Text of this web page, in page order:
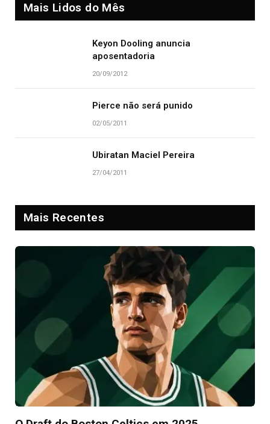
Mais Lidos do Mês
Keyon Dooling anuncia
aposentadoria
20/09/2012
Pierce não será punido
02/05/2011
Ubiratan Maciel Pereira
27/04/2011
Mais Recentes